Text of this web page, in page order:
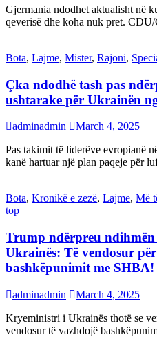
Gjermania ndodhet aktualisht në
qeverisë dhe koha nuk pret.
Bota, Lajme, Mister, Rajoni,
Çka ndodhë tash pas
ushtarake për Ukrainën
adminadmin
March 4, 2025
Pas takimit të liderëve evropianë
kanë hartuar një plan paqeje për
Bota, Kronikë e zezë, Lajme, Më
top
Trump ndërpreu
Ukrainës: Të vendosur
bashkëpunimit me SHBA!
adminadmin
March 4, 2025
Kryeministri i Ukrainës thotë se
vendosur të vazhdojë